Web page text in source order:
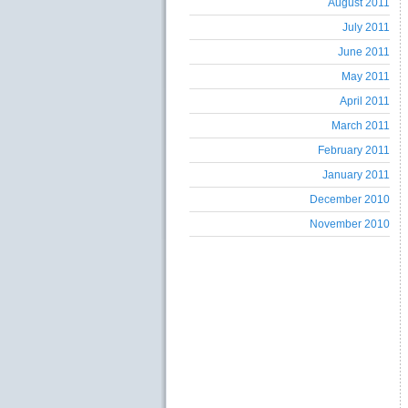
August 2011
July 2011
June 2011
May 2011
April 2011
March 2011
February 2011
January 2011
December 2010
November 2010